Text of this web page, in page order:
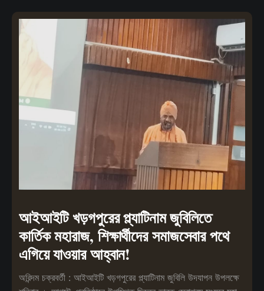
আইআইটি খড়গপুরের প্ল্যাটিনাম জুবিলিতে
কার্তিক মহারাজ, শিক্ষার্থীদের সমাজসেবার পথে
এগিয়ে যাওয়ার আহ্বান!
অরিন্দম চক্রবর্তী : আইআইটি খড়গপুরের প্ল্যাটিনাম জুবিলি উদযাপন উপলক্ষে